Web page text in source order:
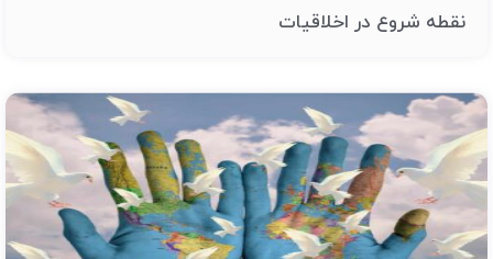
نقطه شروع در اخلاقیات